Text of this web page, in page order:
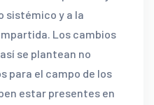
sistémico y a la
Los cambios
se plantean no
para el campo de los
estar presentes en